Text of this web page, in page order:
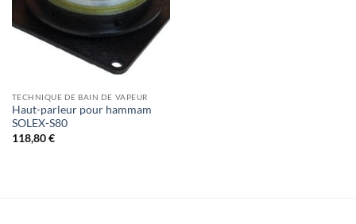
TECHNIQUE DE BAIN DE VAPEUR
Haut-parleur pour hammam
SOLEX-S80
118,80€